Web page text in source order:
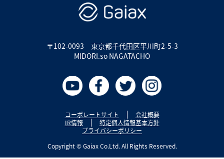
〒102-0093 東京都千代田区平川町2-5-3
MIDORI.so NAGATACHO
コーポレートサイト
会社概要
IR情報
特定個人情報基本方針
プライバシーポリシー
Copyright © Gaiax Co.Ltd. All Rights Reserved.